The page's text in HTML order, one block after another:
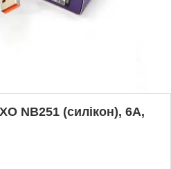
NB251 (силікон), 6А,